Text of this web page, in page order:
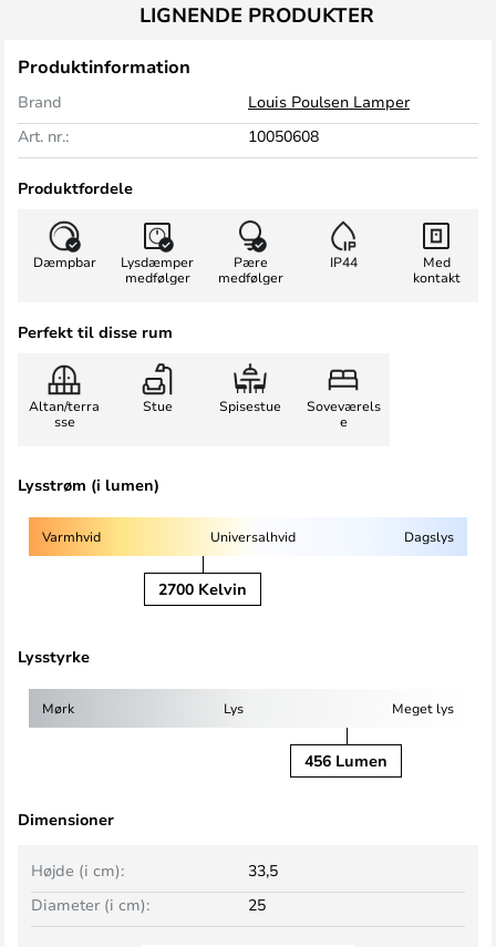
LIGNENDE PRODUKTER
Produktinformation
Brand
Louis Poulsen Lamper
Art. nr.:
10050608
Produktfordele
Dæmpbar
Lysdæmper
medfølger
Pære
medfølger
IP44
Med
kontakt
Perfekt til disse rum
Altan/terra
sse
Stue Spisestue
Soveværels
e
Lysstrøm (i lumen)
Varmhvid Universalhvid Dagslys
2700 Kelvin
Lysstyrke
Mørk Lys Meget lys
456 Lumen
Dimensioner
Højde (i cm):
33,5
Diameter (i cm):
25